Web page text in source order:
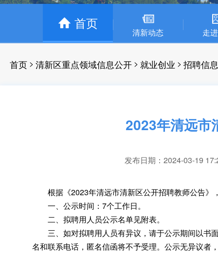
首页
清新动态 走
首页 > 清新区重点领域信息公开 > 就业创业 > 招聘信息
2023年清远市
发布日期：2024-03-19
根据《2023年清远市清新区公开招聘教师公告》
一、公示时间：7个工作日。
二、拟聘用人员公示名单见附表。
三、如对拟聘用人员有异议 ， 请于公示期间以书
名和联系电话 ， 匿名信函将不予受理。公示无异议者